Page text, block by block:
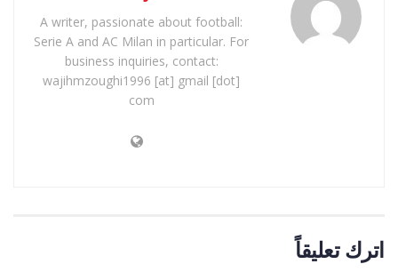
A writer, passionate about football:
Serie A and AC Milan in particular. For
business inquiries, contact:
wajihmzoughi1996 [at] gmail [dot]
com
اترك تعليقاً